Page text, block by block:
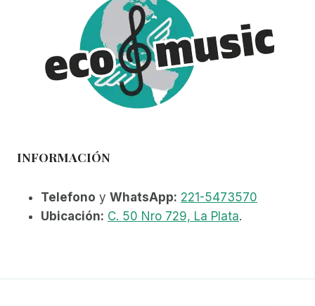
INFORMACIÓN
Telefono y WhatsApp: 221-5473570
Ubicación: C. 50 Nro 729, La Plata.